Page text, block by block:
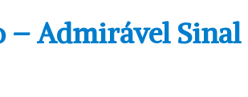
– Admirável Sinal